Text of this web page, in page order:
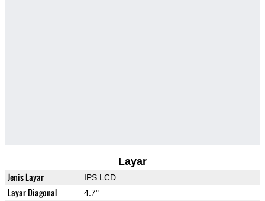
Layar
Jenis Layar IPS LCD
Layar Diagonal 4.7"